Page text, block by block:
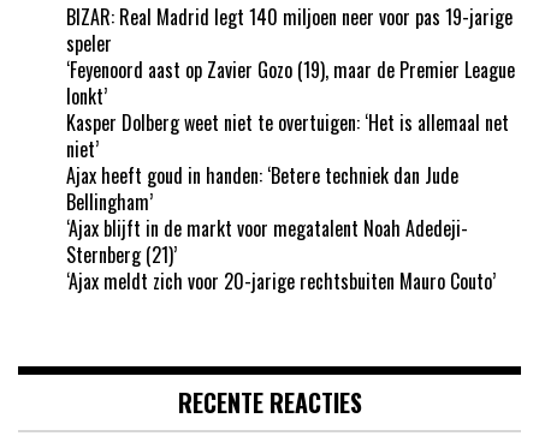
BIZAR: Real Madrid legt 140 miljoen neer voor pas 19-jarige
speler
‘Feyenoord aast op Zavier Gozo (19), maar de Premier League
lonkt’
Kasper Dolberg weet niet te overtuigen: ‘Het is allemaal net
niet’
Ajax heeft goud in handen: ‘Betere techniek dan Jude
Bellingham’
‘Ajax blijft in de markt voor megatalent Noah Adedeji-
Sternberg (21)’
‘Ajax meldt zich voor 20-jarige rechtsbuiten Mauro Couto’
RECENTE REACTIES